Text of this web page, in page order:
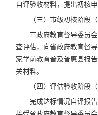
自评验收材料，提出初核申
（三）市级初核阶段
市政府教育督导委员
查评估，向省政府教育督
家学前教育普及普惠县报
关材料。
（四）评估验收阶段
完成达标情况自评报